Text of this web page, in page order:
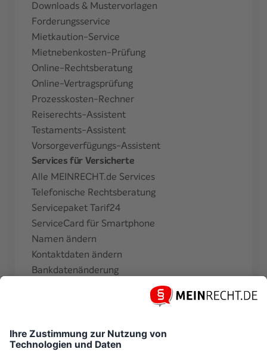
Downloads & Mustervorlagen
Forderungsservice
Mietkaution-Service
Mietnebenkosten-Prüfung
Online-Rechtsberatung
Online-Vertragsprüfung
Prozesskosten-Rechner
Reiserechts-Assistent
Testaments-Assistent
Vorsorgeverfügungs-Assistent
Services für Versicherte
Alle MEINRECHT.de Services
Telefonische Rechtsberatung
Servicepaket Tarif24
ServiceCard für Smartphone
Namen ändern
Kontaktdaten ändern
Bankdatenänderung
Finanzamtsbescheinigung beantragen
Magazin
Newsletter